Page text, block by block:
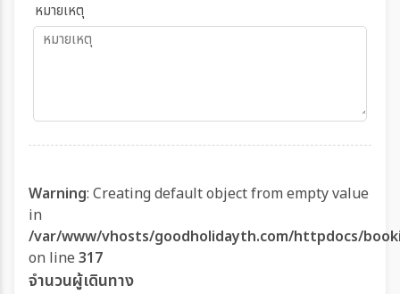
หมายเหตุ
Warning: Creating default object from empty value
in
/var/www/vhosts/goodholidayth.com/httpdocs/
on line 317
จำนวนผู้เดินทาง